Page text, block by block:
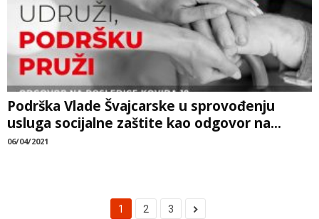
Podrška Vlade Švajcarske u sprovođenju
usluga socijalne zaštite kao odgovor na...
06/04/2021
1 2 3